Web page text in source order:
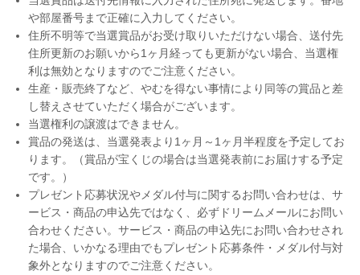
や部屋番号まで正確に入力してください。
住所不明等で当選賞品がお受け取りいただけない場合、送付先
住所更新のお願いから1ヶ月経っても更新がない場合、当選権
利は無効となりますのでご注意ください。
生産・販売終了など、やむを得ない事情により同等の賞品と差
し替えさせていただく場合がございます。
当選権利の譲渡はできません。
賞品の発送は、当選発表より1ヶ月～1ヶ月半程度を予定してお
ります。（賞品が宝くじの場合は当選発表前にお届けする予定
です。）
プレゼント応募状況やメダル付与に関するお問い合わせは、サ
ービス・商品の申込先ではなく、必ずドリームメールにお問い
合わせください。サービス・商品の申込先にお問い合わせされ
た場合、いかなる理由でもプレゼント応募条件・メダル付与対
象外となりますのでご注意ください。